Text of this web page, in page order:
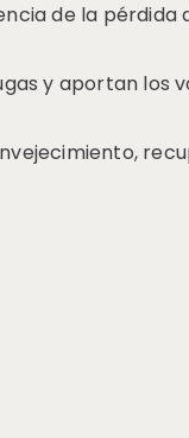
de la pérdida
y aportan los